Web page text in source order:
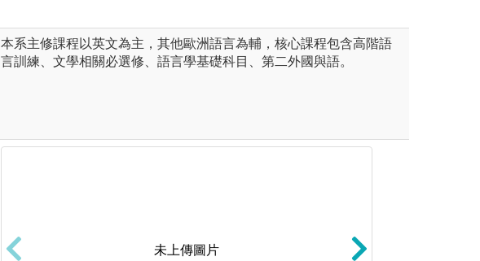
本系主修課程以英文為主，其他歐洲語言為輔，核心課程包含高階語
言訓練、文學相關必選修、語言學基礎科目、第二外國與語。
未上傳圖片